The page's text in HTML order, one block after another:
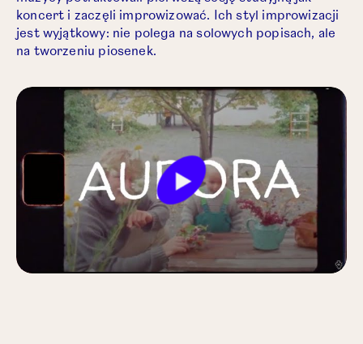
koncert i zaczęli improwizować. Ich styl improwizacji
jest wyjątkowy: nie polega na solowych popisach, ale
na tworzeniu piosenek.
Mute Settings
Play